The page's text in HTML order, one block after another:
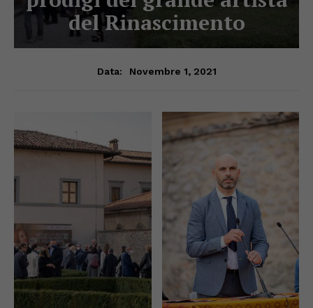
del Rinascimento
Data: Novembre 1, 2021